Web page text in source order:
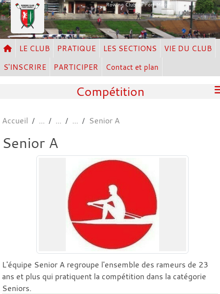
Rowing Club de Port Marly
LE CLUB PRATIQUE LES SECTIONS
VIE DU CLUB
S'INSCRIRE
PARTICIPER Contact et plan
Compétition
Accueil Senior A
Senior A
L'équipe Senior A regroupe l'ensemble des rameurs de 23
ans et plus qui pratiquent la compétition dans la catégorie
Seniors.
Panneau de gestion des cookies